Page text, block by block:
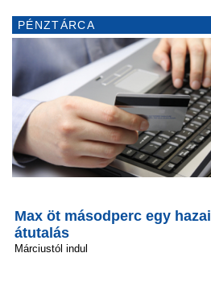
PÉNZTÁRCA
Max öt másodperc egy hazai
átutalás
Márciustól indul